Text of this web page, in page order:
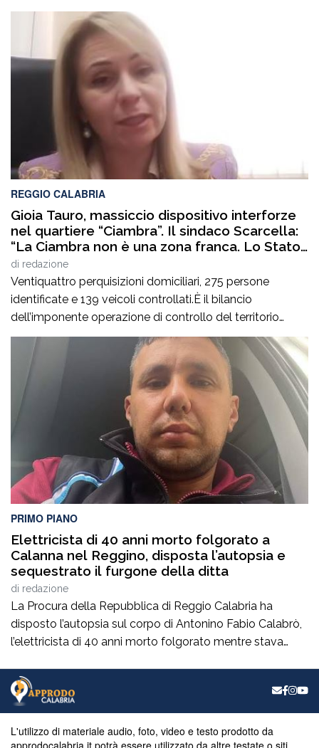
nel tratto compreso tra gli svincoli di Altilia Grimaldi (CS)
e San Mango D’Aquino (CZ). Sul posto è intervenuto il
personale Anas, il 118 e il soccorso meccanico […]
REGGIO CALABRIA
Gioia Tauro, massiccio dispositivo interforze
nel quartiere “Ciambra”. Il sindaco Scarcella:
“La Ciambra non è una zona franca. Lo Stato
c’è e si vede”
di redazione
Ventiquattro perquisizioni domiciliari, 275 persone
identificate e 139 veicoli controllati.È il bilancio
dell’imponente operazione di controllo del territorio
condotta il7 agosto nel quartiere Ciambra di Gioia Tauro,
nell’ambito di un servizio straordinario ad “Alto Impatto”
disposto per rafforzare la presenza delle istituzioni e
contrastare ogni forma di illegalità. Un’azione massiccia
e coordinata che ha visto […]
PRIMO PIANO
Elettricista di 40 anni morto folgorato a
Calanna nel Reggino, disposta l’autopsia e
sequestrato il furgone della ditta
di redazione
La Procura della Repubblica di Reggio Calabria ha
disposto l’autopsia sul corpo di Antonino Fabio Calabrò,
l’elettricista di 40 anni morto folgorato mentre stava
di Calanna. Le indagini, coordinate dalla Procura guidata
da Giuseppe Borrelli, sono affidate ai carabinieri, che
hanno proceduto anche al sequestro del furgone della
ditta privata per la quale lavorava […]
L'utilizzo di materiale audio, foto, video e testo prodotto da
approdocalabria.it potrà essere utilizzato da altre testate o siti